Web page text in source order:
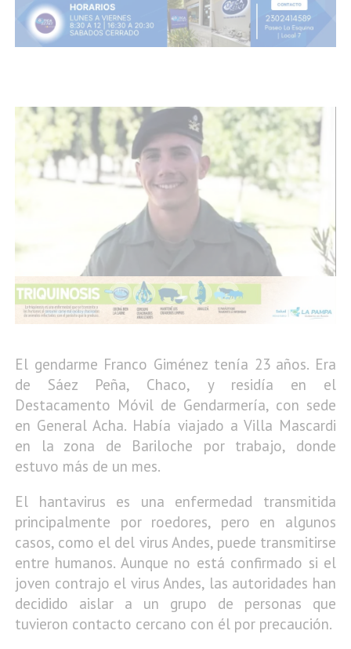
El gendarme Franco Giménez tenía 23 años. Era
de Sáez Peña, Chaco, y residía en el
Destacamento Móvil de Gendarmería, con sede
en General Acha. Había viajado a Villa Mascardi
en la zona de Bariloche por trabajo, donde
estuvo más de un mes.
El hantavirus es una enfermedad transmitida
principalmente por roedores, pero en algunos
casos, como el del virus Andes, puede transmitirse
entre humanos. Aunque no está confirmado si el
joven contrajo el virus Andes, las autoridades han
decidido aislar a un grupo de personas que
tuvieron contacto cercano con él por precaución.